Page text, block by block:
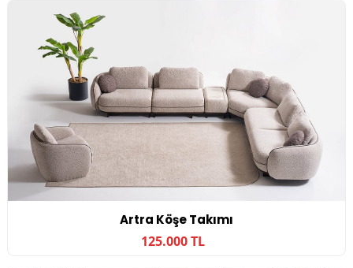
Artra Köşe Takımı
125.000 TL